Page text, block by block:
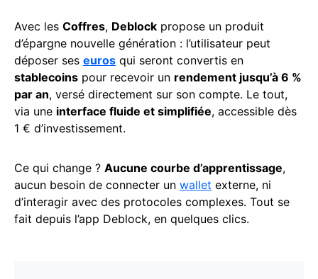
Avec les Coffres, Deblock propose un produit
d’épargne nouvelle génération : l’utilisateur peut
déposer ses euros qui seront convertis en
stablecoins pour recevoir un rendement jusqu’à 6 %
par an, versé directement sur son compte. Le tout,
via une interface fluide et simplifiée, accessible dès
1 € d’investissement.
Ce qui change ? Aucune courbe d’apprentissage,
aucun besoin de connecter un wallet externe, ni
d’interagir avec des protocoles complexes. Tout se
fait depuis l’app Deblock, en quelques clics.